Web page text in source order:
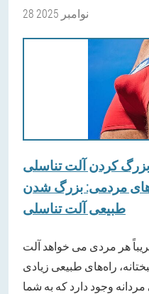
28 نوامبر 2025
کردن آلت تناسلی
مردمی: بزرگ شدن
طبیعی آلت تناسلی
هر مردی می خواهد آلت
راه‌های طبیعی زیادی
وجود دارد که به شما